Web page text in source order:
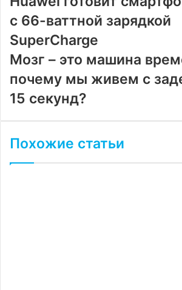
с 66-ваттной зарядкой
SuperCharge
Мозг – это машина
почему мы живем с
15 секунд?
Похожие статьи